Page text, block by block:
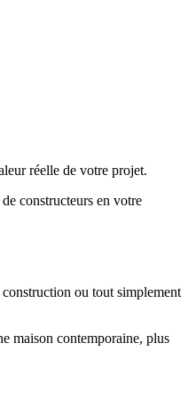
réelle de votre projet.
constructeurs en votre
ou tout simplement
maison contemporaine, plus